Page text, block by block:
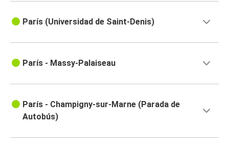
París (Universidad de Saint-Denis)
París - Massy-Palaiseau
París - Champigny-sur-Marne (Parada de
Autobús)